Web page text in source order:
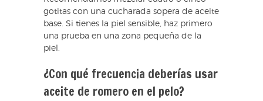
gotitas con una cucharada sopera de aceite
base. Si tienes la piel sensible, haz primero
una prueba en una zona pequeña de la
piel.
¿Con qué frecuencia deberías usar
aceite de romero en el pelo?